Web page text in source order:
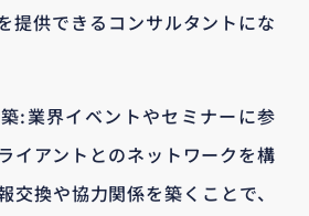
提供できるコンサルタントにな
:業界イベントやセミナーに参
イアントとのネットワークを構
交換や協力関係を築くことで、